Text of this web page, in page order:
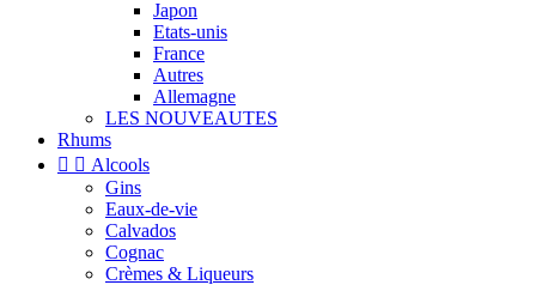
Japon
Etats-unis
France
Autres
Allemagne
LES NOUVEAUTES
Rhums
  Alcools
Gins
Eaux-de-vie
Calvados
Cognac
Crèmes & Liqueurs